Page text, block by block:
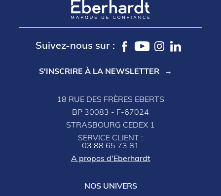
Suivez-nous sur :
S'INSCRIRE À LA NEWSLETTER
18 RUE DES FRÈRES EBERTS
BP 30083 - F-67024
STRASBOURG CEDEX 1
SERVICE CLIENT :
03 88 65 73 81
A propos d'Eberhardt
NOS UNIVERS